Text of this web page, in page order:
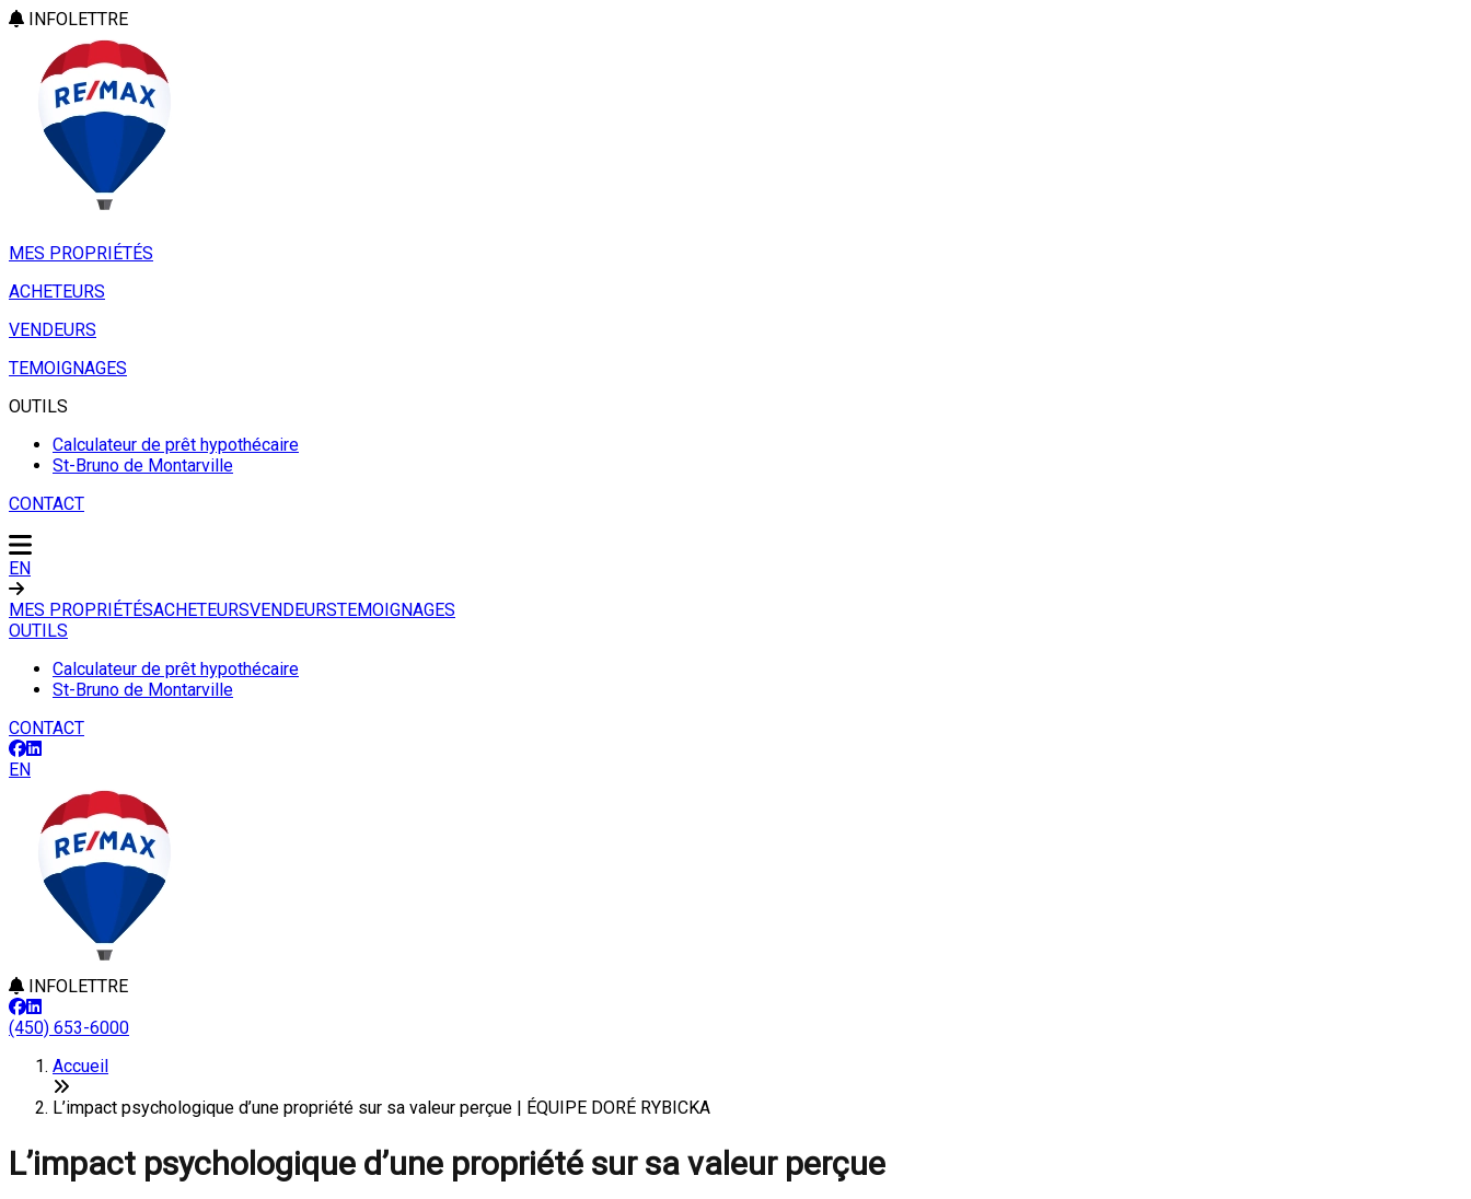
INFOLETTRE
MES PROPRIÉTÉS
ACHETEURS
VENDEURS
TEMOIGNAGES
OUTILS
Calculateur de prêt hypothécaire
St-Bruno de Montarville
CONTACT
EN
MES PROPRIÉTÉSACHETEURSVENDEURSTEMOIGNAGES
OUTILS
Calculateur de prêt hypothécaire
St-Bruno de Montarville
CONTACT
EN
INFOLETTRE
(450) 653-6000
Accueil
L’impact psychologique d’une propriété sur sa valeur perçue | ÉQUIPE DORÉ RYBICKA
L’impact psychologique d’une propriété sur sa valeur perçue